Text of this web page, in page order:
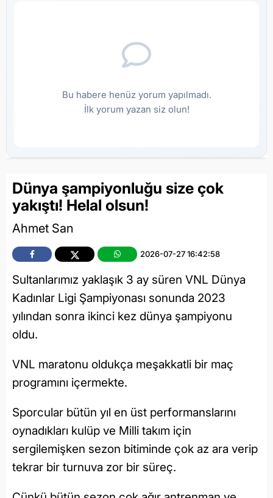
Bu habere henüz yorum yapılmadı.
İlk yorum yazan siz olun!
Dünya şampiyonluğu size çok
yakıştı! Helal olsun!
Ahmet San
2026-07-27 16:42:58
Sultanlarımız yaklaşık 3 ay süren VNL Dünya
Kadınlar Ligi Şampiyonası sonunda 2023
yılından sonra ikinci kez dünya şampiyonu
oldu.
VNL maratonu oldukça meşakkatli bir maç
programını içermekte.
Sporcular bütün yıl en üst performanslarını
oynadıkları kulüp ve Milli takım için
sergilemişken sezon bitiminde çok az ara verip
tekrar bir turnuva zor bir süreç.